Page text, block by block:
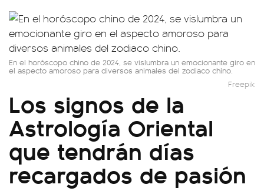
En el horóscopo chino de 2024, se vislumbra un emocionante giro en
el aspecto amoroso para diversos animales del zodiaco chino.
Freepik
Los signos de la
Astrología Oriental
que tendrán días
recargados de pasión